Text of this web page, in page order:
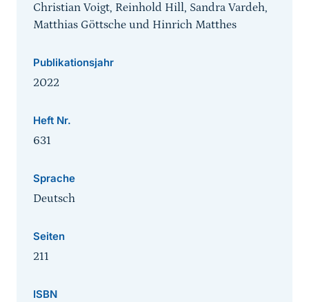
Christian Voigt, Reinhold Hill, Sandra Vardeh,
Matthias Göttsche und Hinrich Matthes
Publikationsjahr
2022
Heft Nr.
631
Sprache
Deutsch
Seiten
211
ISBN